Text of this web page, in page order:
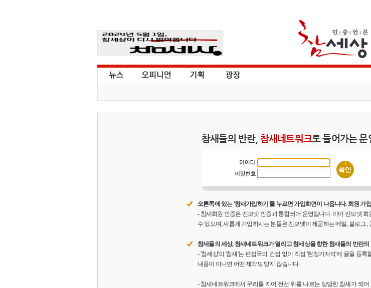
참새들의 반란, 참새네트워크로 들어가는 문
오른쪽에 있는 '참새가입하기'를 누르면 가입화면이 나옵니다. 회원 가
- 참새회원 인증은 진보넷 인증과 통합되어 운영됩니다. 이미 진보넷
수 있으며, 새롭게 가입하시는 분들은 진보넷이 제공하는 메일, 블로그
참새들의 세상, 참새네트워크가 열리고 참세상을 향한 참새들의 반란
- '참세상'의 '참새'는 편집국의 간섭 없이 직접 '현장기자석'에 글을 등
내용이 아니면 어떤 제약도 받지 않습니다.
- 참새네트워크에서 무리를 지어 전선 위를 나르는 당당한 참새가 되